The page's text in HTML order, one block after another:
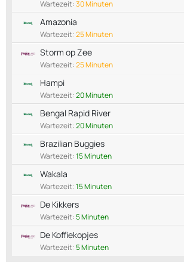
Wartezeit:30 Minuten
Amazonia
Wartezeit:25 Minuten
Storm op Zee
Wartezeit:25 Minuten
Hampi
Wartezeit:20 Minuten
Bengal Rapid River
Wartezeit:20 Minuten
Brazilian Buggies
Wartezeit:15 Minuten
Wakala
Wartezeit:15 Minuten
De Kikkers
Wartezeit:5 Minuten
De Koffiekopjes
Wartezeit:5 Minuten